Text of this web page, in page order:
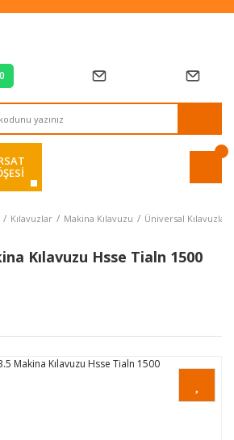
Vade Farksız 2 Taksit!
Kılavuzlar Makina Kılavuzu Üniversal Kılavuzları
Kılavuzu Hsse Tialn 1500